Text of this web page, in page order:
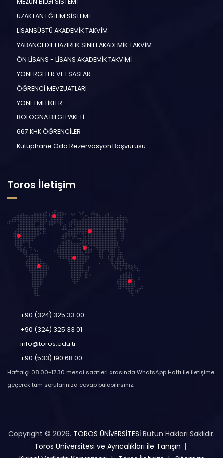
MEZUN BİLGİ SİSTEMİ
UZAKTAN EĞİTİM SİSTEMİ
LİSANSÜSTÜ AKADEMİK TAKVİM
YABANCI DİL HAZIRLIK SINIFI AKADEMİK TAKVİM
ÖN LİSANS - LİSANS AKADEMİK TAKVİMİ
YÖNERGELER VE ESASLAR
ÖĞRENCİ MEVZUATLARI
YÖNETMELİKLER
BOLOGNA BİLGİ PAKETİ
667 KHK ÖĞRENCİLER
Kütüphane Oda Rezervasyon Başvurusu
Toros İletişim
+90 (324) 325 33 00
+90 (324) 325 33 01
info@toros.edu.tr
+90 (533) 190 68 00
Haftaiçi 08.00-17.30 mesai saatleri arasında WhatsApp Hattı ile iletişime
geçerek tüm sorularınıza cevap bulabilirsiniz.
Copyright © 2026. TOROS ÜNİVERSİTESİ Bütün Hakları Saklıdır.
Toros Üniversitesi ve Ayrıcalıkları ile Tanışın